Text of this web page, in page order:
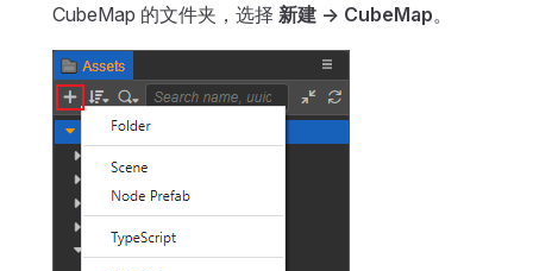
CubeMap 的文件夹，选择 新建 -> CubeMap。